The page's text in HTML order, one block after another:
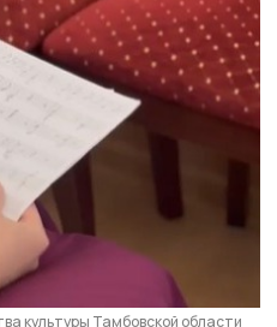
культуры Тамбовской области